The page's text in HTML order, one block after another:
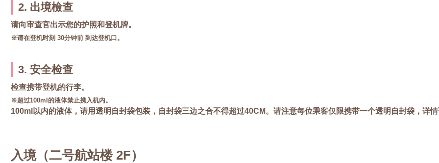
2. 出境檢查
请向审查官出示您的护照和登机牌。
※请在登机时刻 30分钟前 到达登机口。
3. 安全检查
检查携带登机的行李。
※超过100ml的液体禁止携入机内。
100ml以内的液体，请用透明自封袋包装，自封袋三边之合不得超过40CM。请注意每位乘客仅限携带一个透明自封袋，详
入境（二号航站楼 2F）